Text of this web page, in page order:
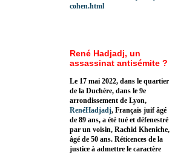
cohen.html
René Hadjadj, un
assassinat antisémite ?
Le 17 mai 2022, dans le quartier
de la Duchère, dans le 9e
arrondissement de Lyon,
RenéHadjadj, Français juif âgé
de 89 ans, a été tué et défenestré
par un voisin, Rachid Kheniche,
âgé de 50 ans. Réticences de la
justice à admettre le caractère